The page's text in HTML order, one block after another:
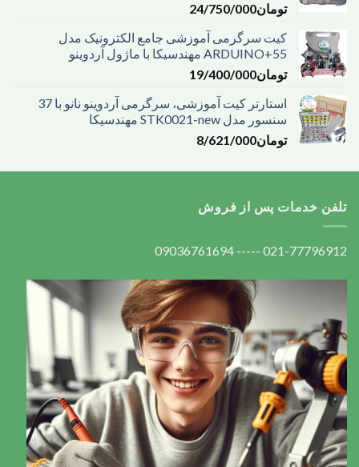
تومان24/750/000
کیت سرگرمی آموزشی جامع الکترونیک مدل
ARDUINO+55 مهندسیکا با ماژول آردوینو
تومان19/400/000
استارتر کیت آموزشی، سرگرمی آردوینو نانو با 37
سنسور مدل STK0021-new مهندسیکا
تومان8/621/000
تلفن خدمات پس از فروش
021-77796912 ----- 09036761694